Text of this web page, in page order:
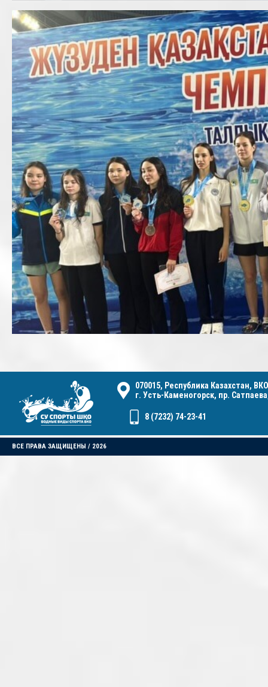
070015, Республика Казахстан,
г. Усть-Каменогорск, пр.
8 (7232) 74-23-41
ВСЕ ПРАВА ЗАЩИЩЕНЫ / 2026